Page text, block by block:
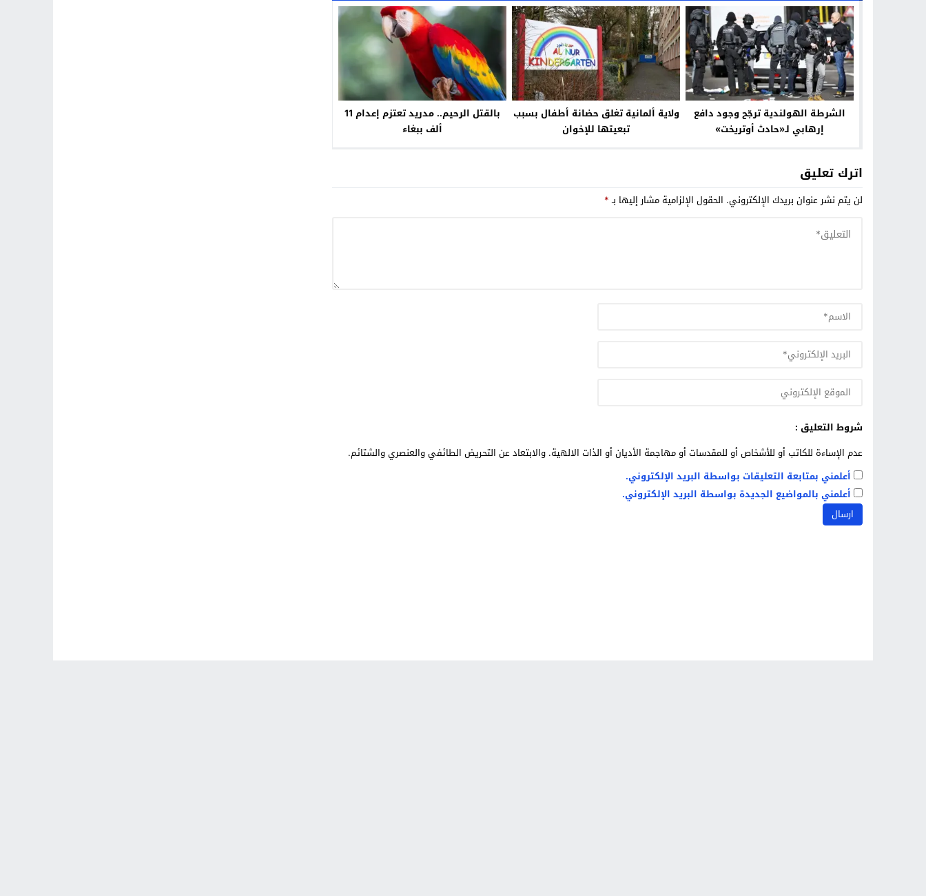
الشرطة الهولندية ترجّح وجود دافع
إرهابي لـ«حادث أوتريخت»
ولاية ألمانية تغلق حضانة أطفال بسبب
تبعيتها للإخوان
بالقتل الرحيم.. مدريد تعتزم إعدام 11
ألف ببغاء
اترك تعليق
لن يتم نشر عنوان بريدك الإلكتروني. الحقول الإلزامية مشار إليها بـ*
شروط التعليق :
عدم الإساءة للكاتب أو للأشخاص أو للمقدسات أو مهاجمة الأديان أو الذات الالهية. والابتعاد عن التحريض الطائفي والعنصري والشتائم.
أعلمني بمتابعة التعليقات بواسطة البريد الإلكتروني.
أعلمني بالمواضيع الجديدة بواسطة البريد الإلكتروني.